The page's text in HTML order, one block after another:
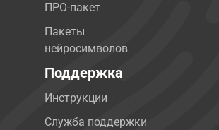
ПРО-пакет
Пакеты
нейросимволов
Поддержка
Инструкции
Служба поддержки